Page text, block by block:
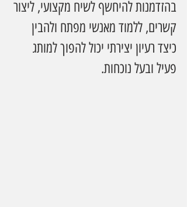
בהזדמנות להיחשף לשיח מקצועי, ליצור
קשרים, ללמוד מאנשי מפתח ולהבין
כיצד רעיון יצירתי יכול להפוך למותג
פעיל ובעל נוכחות.